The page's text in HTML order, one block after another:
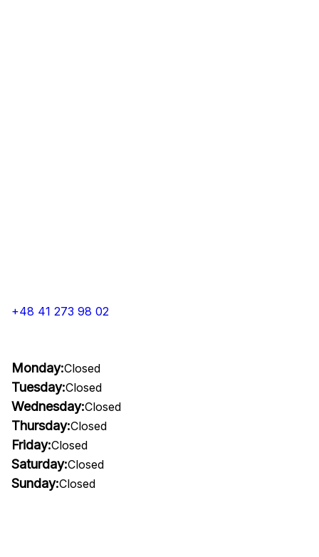
+48 41 273 98 02
Monday:Closed
Tuesday:Closed
Wednesday:Closed
Thursday:Closed
Friday:Closed
Saturday:Closed
Sunday:Closed